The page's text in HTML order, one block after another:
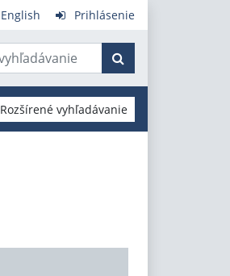
English Prihlásenie
Rozšírené vyhľadávanie